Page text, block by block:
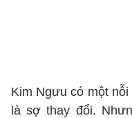
Kim Ngưu có một
là sợ thay đổi.